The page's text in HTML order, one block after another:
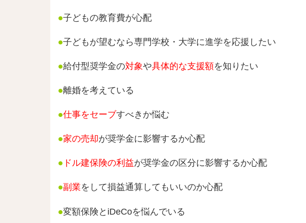
●子どもの教育費が心配
●子どもが望むなら専門学校・大学に進学を応援したい
●給付型奨学金の対象や具体的な支援額を知りたい
●離婚を考えている
●仕事をセーブすべきか悩む
●家の売却が奨学金に影響するか心配
● ドル建保険の利益が奨学金の区分に影響するか心配
●副業をして損益通算してもいいのか心配
●変額保険とiDeCoを悩んでいる